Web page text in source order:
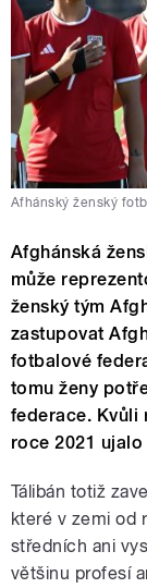
Afhánský ženský
Afghánská
může
ženský tým
zastupovat
fotbalové
tomu ženy
federace. Kvůli
roce 2021
Tálibán totiž
které v zemi od
středních ani
většinu profesí